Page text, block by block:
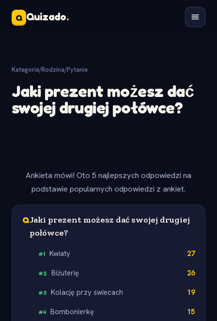
Q Quizado.
Kategorie/Rodzina/Pytanie
Jaki prezent możesz dać
swojej drugiej połówce?
Ankieta mówi! Oto 5 najlepszych odpowiedzi na
podstawie popularnych odpowiedzi z ankiet.
QJaki prezent możesz dać swojej drugiej
połówce?
#1 Kwiaty 27
#2 Biżuterię 26
#3 Kolację przy świecach 19
#4 Bombonierkę 15